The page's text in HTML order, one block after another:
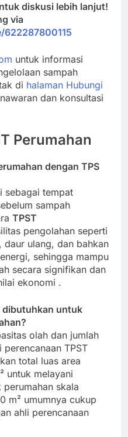
diskusi lebih lanjut!
via
untuk informasi
sampah
di halaman Hubungi
dan konsultasi
Perumahan
dengan TPS
sebagai tempat
sampah
TPST
pengolahan seperti
daur ulang, dan bahkan
sehingga mampu
secara signifikan dan
ekonomi .
dibutuhkan untuk
olah dan jumlah
TPST
total luas area
untuk melayani
perumahan skala
m² umumnya cukup
ahli perencanaan